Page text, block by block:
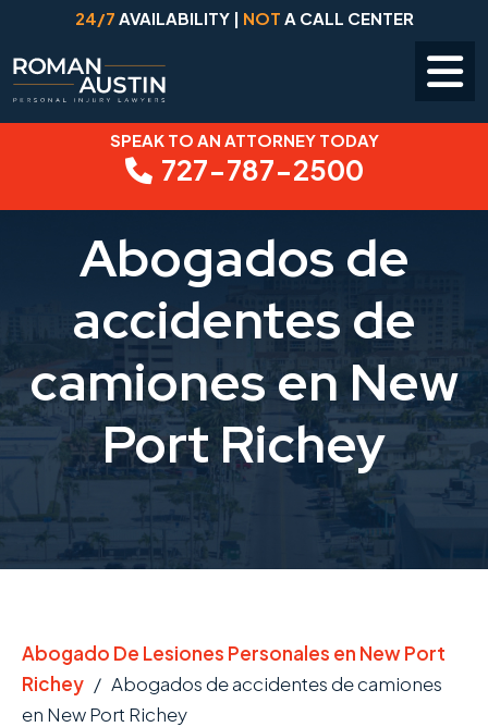
content
24/7 AVAILABILITY | NOT A CALL CENTER
SPEAK TO AN ATTORNEY TODAY
727-787-2500
Abogados de
accidentes de
camiones en New
Port Richey
Abogado De Lesiones Personales en New Port
Richey / Abogados de accidentes de camiones
en New Port Richey